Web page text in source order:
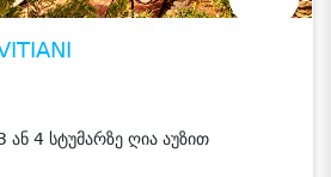
4 სტუმარზე ღია აუზით